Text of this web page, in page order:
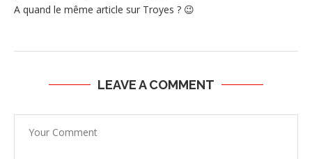
A quand le même article sur Troyes ? 😉
LEAVE A COMMENT